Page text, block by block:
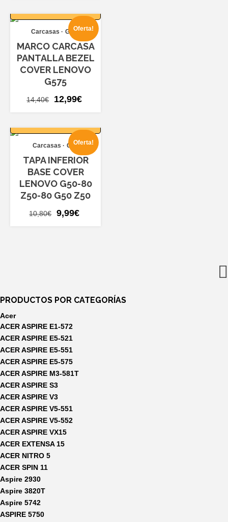
era:
244,80€.
es:
204,99€.
Oferta!
Carcasas G580
MARCO CARCASA
PANTALLA BEZEL
COVER LENOVO
G575
14,40€
El
era:
14,40€.
12,99€
es:
12,99€.
Oferta!
Carcasas G50
TAPA INFERIOR
BASE COVER
LENOVO G50-80
Z50-80 G50 Z50
10,80€
El
9,99€
PRODUCTOS POR CATEGORÍAS
Acer
ACER ASPIRE E1-572
ACER ASPIRE E5-521
ACER ASPIRE E5-551
ACER ASPIRE E5-575
ACER ASPIRE M3-581T
ACER ASPIRE S3
ACER ASPIRE V3
ACER ASPIRE V5-551
ACER ASPIRE V5-552
ACER ASPIRE VX15
ACER EXTENSA 15
ACER NITRO 5
ACER SPIN 11
Aspire 2930
Aspire 3820T
Aspire 5742
ASPIRE 5750